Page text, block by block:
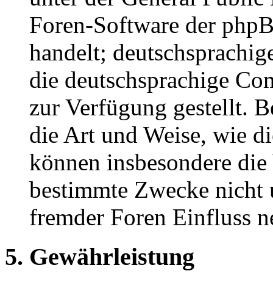
Foren-Software der
handelt;
die deutschsprachige
zur Verfügung gestellt.
die Art und Weise, wie
können insbesondere
bestimmte Zwecke nicht
fremder Foren Einfluss
5. Gewährleistung